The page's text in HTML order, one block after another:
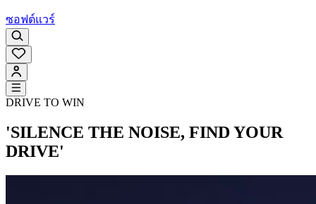
ซอฟต์แวร์
DRIVE TO WIN
'SILENCE THE NOISE, FIND YOUR
DRIVE'